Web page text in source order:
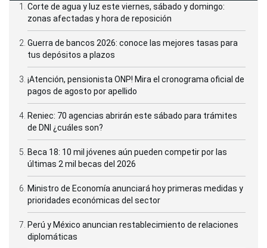
Corte de agua y luz este viernes, sábado y domingo:
zonas afectadas y hora de reposición
Guerra de bancos 2026: conoce las mejores tasas para
tus depósitos a plazos
¡Atención, pensionista ONP! Mira el cronograma oficial de
pagos de agosto por apellido
Reniec: 70 agencias abrirán este sábado para trámites
de DNI ¿cuáles son?
Beca 18: 10 mil jóvenes aún pueden competir por las
últimas 2 mil becas del 2026
Ministro de Economía anunciará hoy primeras medidas y
prioridades económicas del sector
Perú y México anuncian restablecimiento de relaciones
diplomáticas